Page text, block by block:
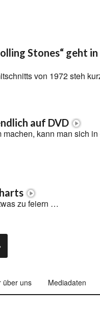
Stones“ geht
von 1972 steh
auf DVD
kann man sich
zu feiern …
über uns Mediadaten